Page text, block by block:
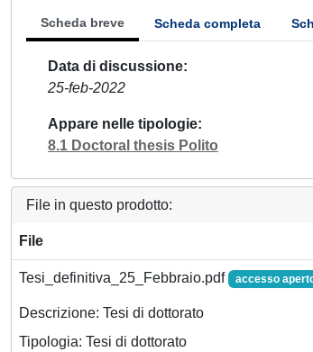
Scheda breve Scheda completa
Data di discussione
25-feb-2022
Appare nelle tipologie
8.1 Doctoral thesis Polito
File in questo prodotto:
File
Tesi_definitiva_25_Febbraio.pdf accesso
Descrizione: Tesi di dottorato
Tipologia: Tesi di dottorato